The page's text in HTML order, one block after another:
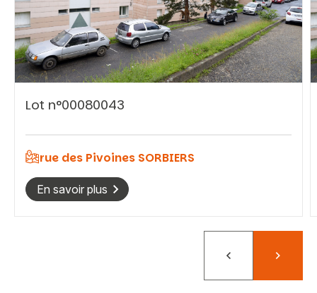
Rechercher
Lot n°00080043
rue des Pivoines SORBIERS
En savoir plus
PrécédentSuivant